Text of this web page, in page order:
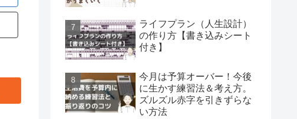
ライフプラン（人生設計）
の作り方【書き込みシート
付き】
今月は予算オーバー！今後
に生かす練習法＆考え方。
ズルズル赤字を引きずらな
い方法